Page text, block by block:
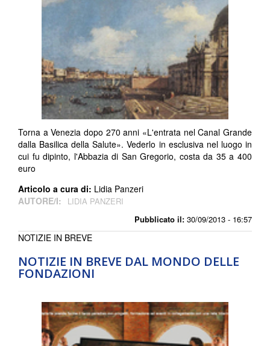
Pubblicato il: 30/09/2013 - 16:57
Torna a Venezia dopo 270 anni «L'entrata nel Canal Grande
dalla Basilica della Salute». Vederlo in esclusiva nel luogo in
cui fu dipinto, l'Abbazia di San Gregorio, costa da 35 a 400
euro
Articolo a cura di: Lidia Panzeri
AUTORE/I:
LIDIA PANZERI
NOTIZIE IN BREVE DAL MONDO DELLE
FONDAZIONI
NOTIZIE IN BREVE